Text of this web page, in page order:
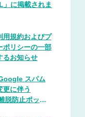
」に掲載されま
用規約およびプ
ポリシーの一部
るお知らせ
スパム
更に伴う
脱防止ポップ